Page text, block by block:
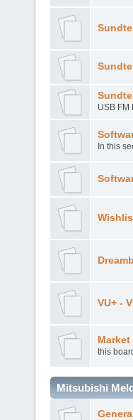
USB FM
In this
VU+ -
this
Mitsubishi